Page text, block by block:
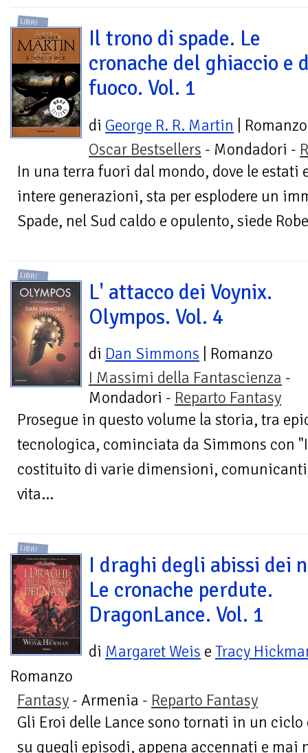
LIBRI
Il trono di spade. Le
cronache del ghiaccio e
fuoco. Vol. 1
di George R. R. Martin | Romanzo
Oscar Bestsellers - Mondadori -
In una terra fuori dal mondo, dove le estati
intere generazioni, sta per esplodere un
Spade, nel Sud caldo e opulento, siede
LIBRI
L' attacco dei Voynix.
Olympos. Vol. 4
di Dan Simmons | Romanzo
I Massimi della Fantascienza -
Mondadori - Reparto Fantasy
Prosegue in questo volume la storia, tra
tecnologica, cominciata da Simmons con
costituito di varie dimensioni,
vita...
LIBRI
I draghi degli abissi dei
Le cronache perdute.
DragonLance. Vol. 1
di Margaret Weis e Tracy
Romanzo
Fantasy - Armenia - Reparto Fantasy
Gli Eroi delle Lance sono tornati in un
su quegli episodi, appena accennati e mai